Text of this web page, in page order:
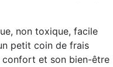
non toxique, facile
petit coin de frais
et son bien-être